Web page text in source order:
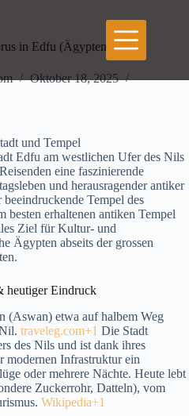
in Edfu (Ägypten)
Oktober 18, 2025
Edfu am westlichen Ufer des Nils
eine faszinierende
und herausragender antiker
Tempel des
besten erhaltenen antiken Tempel
Ziel für Kultur‑ und
Ägypten abseits der grossen
heutiger Eindruck
(Aswan) etwa auf halbem Weg
traveleg.com+1 Die Stadt
des Nils und ist dank ihres
modernen Infrastruktur ein
oder mehrere Nächte. Heute lebt
Zuckerrohr, Datteln), vom
Wikipedia+1